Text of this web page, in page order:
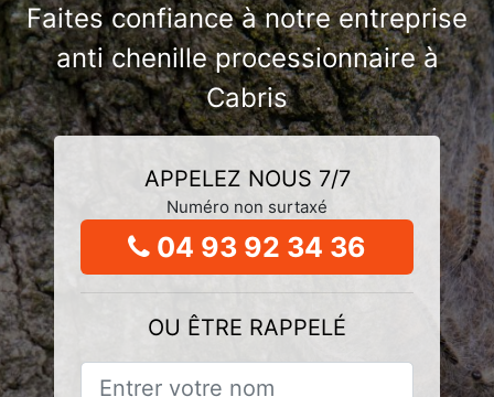
Faites confiance à notre entreprise
anti chenille processionnaire à
Cabris
APPELEZ NOUS 7/7
Numéro non surtaxé
04 93 92 34 36
OU ÊTRE RAPPELÉ